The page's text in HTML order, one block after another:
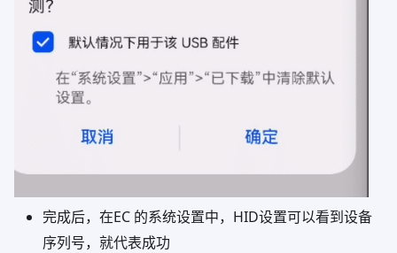
完成后，在EC 的系统设置中，HID设置可以看到设备
序列号，就代表成功